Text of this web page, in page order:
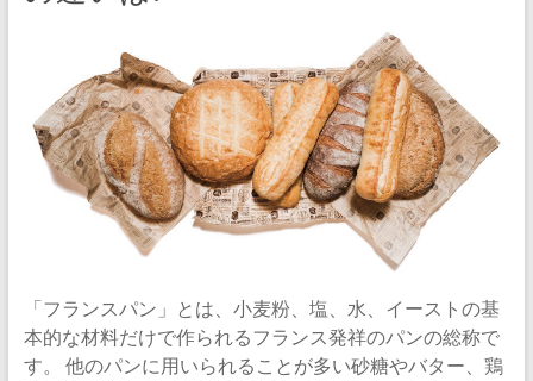
「フランスパン」とは、小麦粉、塩、水、イーストの基
本的な材料だけで作られるフランス発祥のパンの総称で
す。 他のパンに用いられることが多い砂糖やバター、鶏